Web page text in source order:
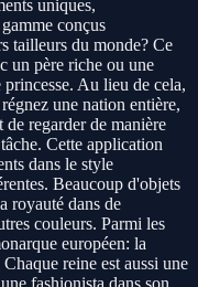
uniques,
conçus
tailleurs du monde? Ce
un père riche ou une
Au lieu de cela,
une nation entière,
regarder de manière
Cette application
dans le style
Beaucoup d'objets
royauté dans de
couleurs. Parmi les
européen: la
reine est aussi une